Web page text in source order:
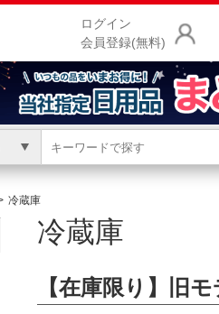
ログイン
会員登録(無料)
冷蔵庫
冷蔵庫
【在庫限り】旧